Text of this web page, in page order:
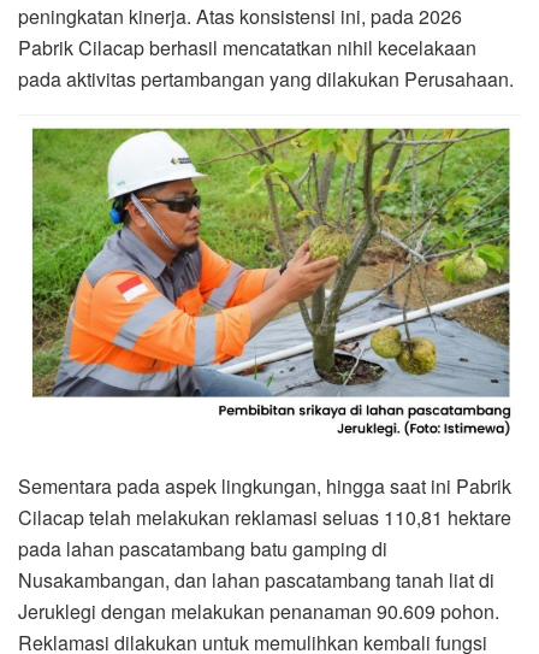
peningkatan kinerja. Atas konsistensi ini, pada 2026
Pabrik Cilacap berhasil mencatatkan nihil kecelakaan
pada aktivitas pertambangan yang dilakukan Perusahaan.
Sementara pada aspek lingkungan, hingga saat ini Pabrik
Cilacap telah melakukan reklamasi seluas 110,81 hektare
pada lahan pascatambang batu gamping di
Nusakambangan, dan lahan pascatambang tanah liat di
Jeruklegi dengan melakukan penanaman 90.609 pohon.
Reklamasi dilakukan untuk memulihkan kembali fungsi